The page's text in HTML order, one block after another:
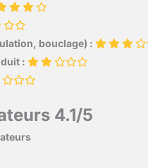
bouclage) :
:
4.1/5